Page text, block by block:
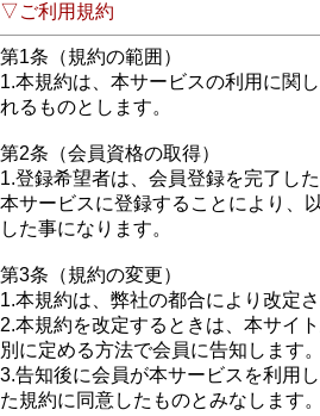
▽ご利用規約
第1条（規約の範囲）
1.本規約は、本サービスの利用に関
れるものとします。
第2条（会員資格の取得）
1.登録希望者は、会員登録を完了し
本サービスに登録することにより、
した事になります。
第3条（規約の変更）
1.本規約は、弊社の都合により改定
2.本規約を改定するときは、本サイ
別に定める方法で会員に告知します。
3.告知後に会員が本サービスを利用
た規約に同意したものとみなします。